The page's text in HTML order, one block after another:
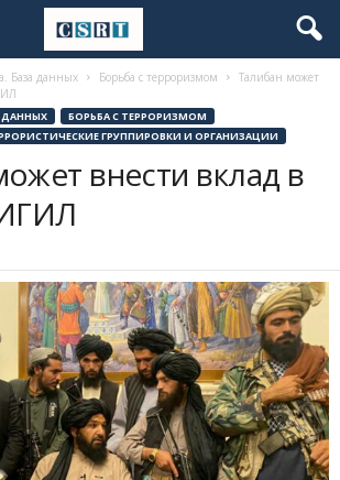
База данных Борьба с терроризмом
Талибан может
ДАННЫХ
БОРЬБА С ТЕРРОРИЗМОМ
ГРУППИРОВКИ И ОРГАНИЗАЦИИ
внести вклад в